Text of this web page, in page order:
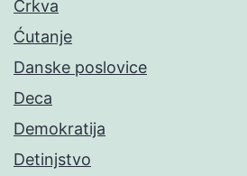
Crkva
Ćutanje
Danske poslovice
Deca
Demokratija
Detinjstvo